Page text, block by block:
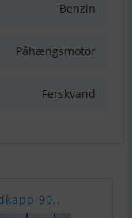
Benzin
Påhængsmotor
Ferskvand
90..